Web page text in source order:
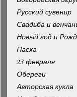
Русский сувенир
Свадьба и
Новый год и
Пасха
23 февраля
Обереги
Авторская кукла